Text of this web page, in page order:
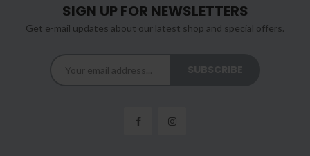
SIGN UP FOR NEWSLETTERS
Get e-mail updates about our latest shop and special offers.